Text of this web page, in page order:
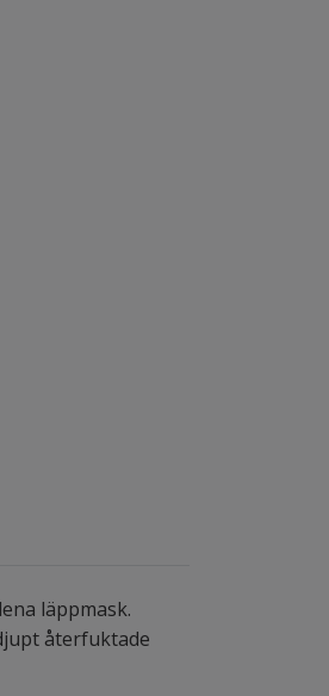
läppmask.
återfuktade